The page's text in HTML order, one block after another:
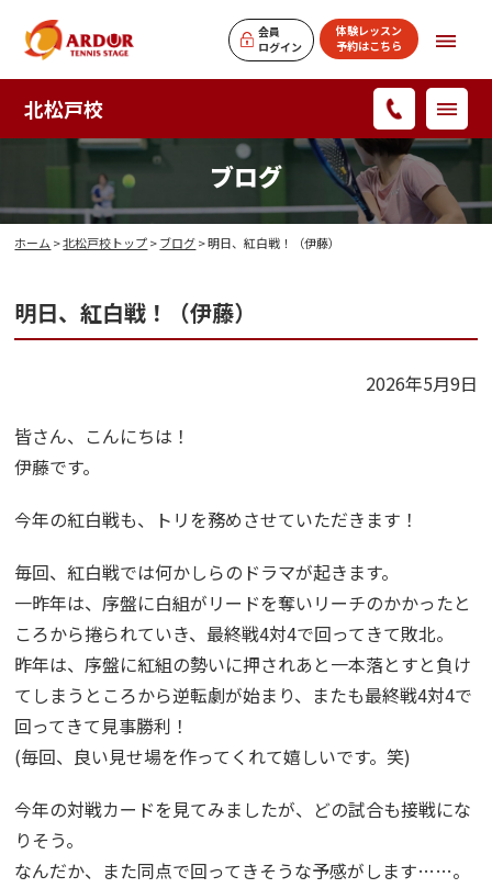
会員
ログイン
体験レッスン
予約はこちら
北松戸校
ブログ
ホーム >北松戸校トップ>ブログ> 明日、紅白戦！（伊藤）
明日、紅白戦！（伊藤）
2026年5月9日
皆さん、こんにちは！
伊藤です。
今年の紅白戦も、トリを務めさせていただきます！
毎回、紅白戦では何かしらのドラマが起きます。
一昨年は、序盤に白組がリードを奪いリーチのかかったと
ころから捲られていき、最終戦4対4で回ってきて敗北。
昨年は、序盤に紅組の勢いに押されあと一本落とすと負け
てしまうところから逆転劇が始まり、またも最終戦4対4で
回ってきて見事勝利！
(毎回、良い見せ場を作ってくれて嬉しいです。笑)
今年の対戦カードを見てみましたが、どの試合も接戦にな
りそう。
なんだか、また同点で回ってきそうな予感がします……。